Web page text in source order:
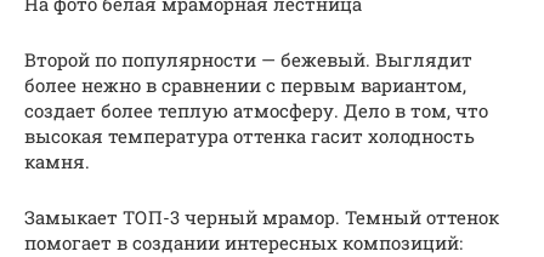
Второй по популярности — бежевый. Выглядит
более нежно в сравнении с первым вариантом,
создает более теплую атмосферу. Дело в том, что
высокая температура оттенка гасит холодность
камня.
Замыкает ТОП-3 черный мрамор. Темный оттенок
помогает в создании интересных композиций: